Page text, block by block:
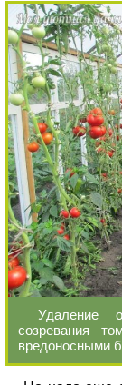
Удаление
созревания
вредоносными